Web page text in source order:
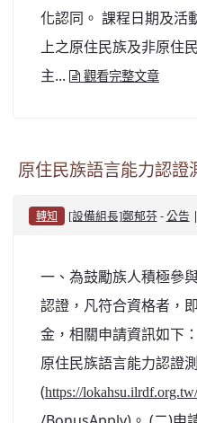
化認同。 課程日期及活
上之原住民族及非原住
主...
觀看完整文章
原住民族語言能力認證
轉知 [設備組長]鄭郁芬- 公告
一、為鼓勵族人積極參
認證，凡符合資格者，
金，相關申請資訊如下
原住民族語言能力認證
(https://